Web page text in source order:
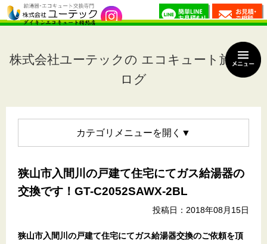
株式会社ユーテックの エコキュート施工ブ
ログ
カテゴリメニュー
狭山市入間川の戸建て住宅にてガス給湯器の
交換です！GT-C2052SAWX-2BL
投稿日：2018年08月15日
狭山市入間川の戸建て住宅にてガス給湯器交換のご依頼を頂